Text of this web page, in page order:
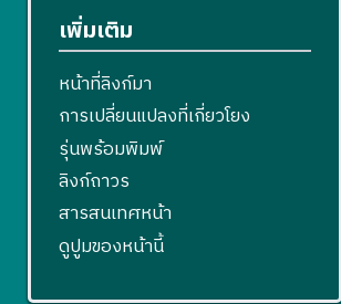
เพิ่มเติม
หน้าที่ลิงก์มา
การเปลี่ยนแปลงที่เกี่ยวโยง
รุ่นพร้อมพิมพ์
ลิงก์ถาวร
สารสนเทศหน้า
ดูปูมของหน้านี้